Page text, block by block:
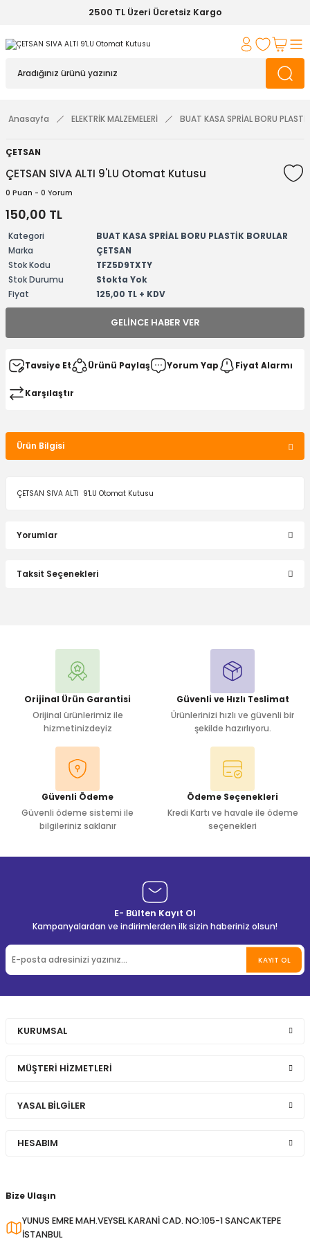
2500 TL Üzeri Ücretsiz Kargo
Anasayfa ELEKTRİK MALZEMELERİ BUAT KASA SPRİAL BORU
ÇETSAN
ÇETSAN SIVA ALTI 9'LU Otomat Kutusu
0 Puan - 0 Yorum
150,00 TL
Kategori
BUAT KASA SPRİAL BORU PLASTİK BORULAR
Marka
ÇETSAN
Stok Kodu
TFZ5D9TXTY
Stok Durumu
Stokta Yok
Fiyat
125,00 TL + KDV
GELINCE HABER VER
Tavsiye Et Ürünü Paylaş Yorum Yap Fiyat Alarmı
Karşılaştır
Ürün Bilgisi
ÇETSAN SIVA ALTI 9'LU Otomat Kutusu
Yorumlar
Taksit Seçenekleri
Orijinal Ürün Garantisi
Orijinal ürünlerimiz ile
hizmetinizdeyiz
Güvenli ve Hızlı Teslimat
Ürünlerinizi hızlı ve güvenli bir
şekilde hazırlıyoru.
Güvenli Ödeme
Güvenli ödeme sistemi ile
bilgileriniz saklanır
Ödeme Seçenekleri
Kredi Kartı ve havale ile ödeme
seçenekleri
E- Bülten Kayıt Ol
Kampanyalardan ve indirimlerden ilk sizin haberiniz olsun!
KAYIT OL
Bize Ulaşın
YUNUS EMRE MAH.VEYSEL KARANİ CAD. NO:105-1 SANCAKTEPE
İSTANBUL
KURUMSAL
MÜŞTERİ HİZMETLERİ
YASAL BİLGİLER
HESABIM